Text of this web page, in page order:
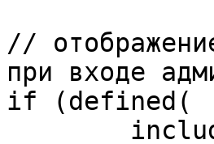
//
при входе
if (defined(